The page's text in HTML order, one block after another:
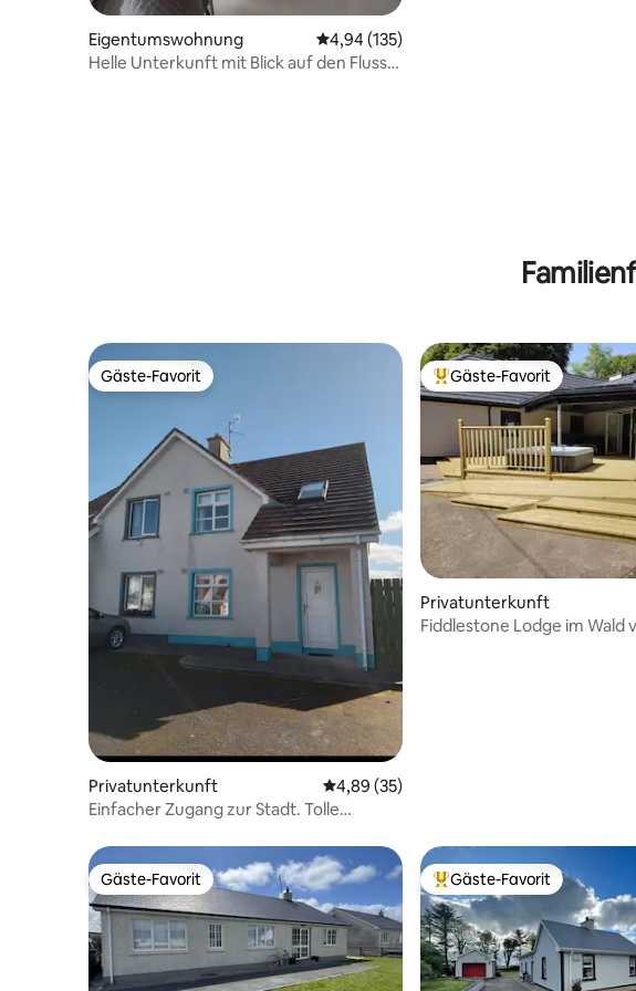
Eigentumswohnung Durchschnittliche Bewertung: 4,94 von
4,94 (135)
Helle Unterkunft mit Blick auf den Fluss
Gäste-Favorit
Gäste-Favorit
Privatunterkunft Durchschnittliche Bewertung: 4,89 von
4,89 (35)
Einfacher Zugang zur Stadt. Tolle
Beliebter Gäste-Favorit.
Gäste-Favorit
Privatunterkunft
Fiddlestone Lodge im Wald
Gäste-Favorit
Gäste-Favorit Beliebter Gäste-Favorit.
Gäste-Favorit